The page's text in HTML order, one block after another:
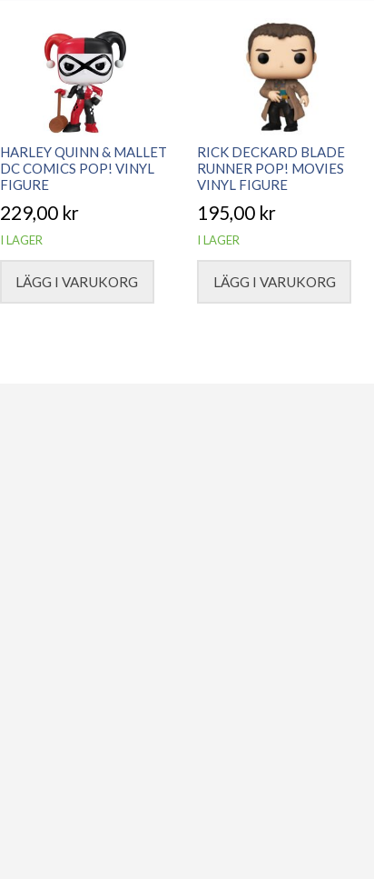
HARLEY QUINN & MALLET
DC COMICS POP! VINYL
FIGURE
229,00 kr
I LAGER
LÄGG I VARUKORG
RICK DECKARD BLADE
RUNNER POP! MOVIES
VINYL FIGURE
195,00 kr
I LAGER
LÄGG I VARUKORG